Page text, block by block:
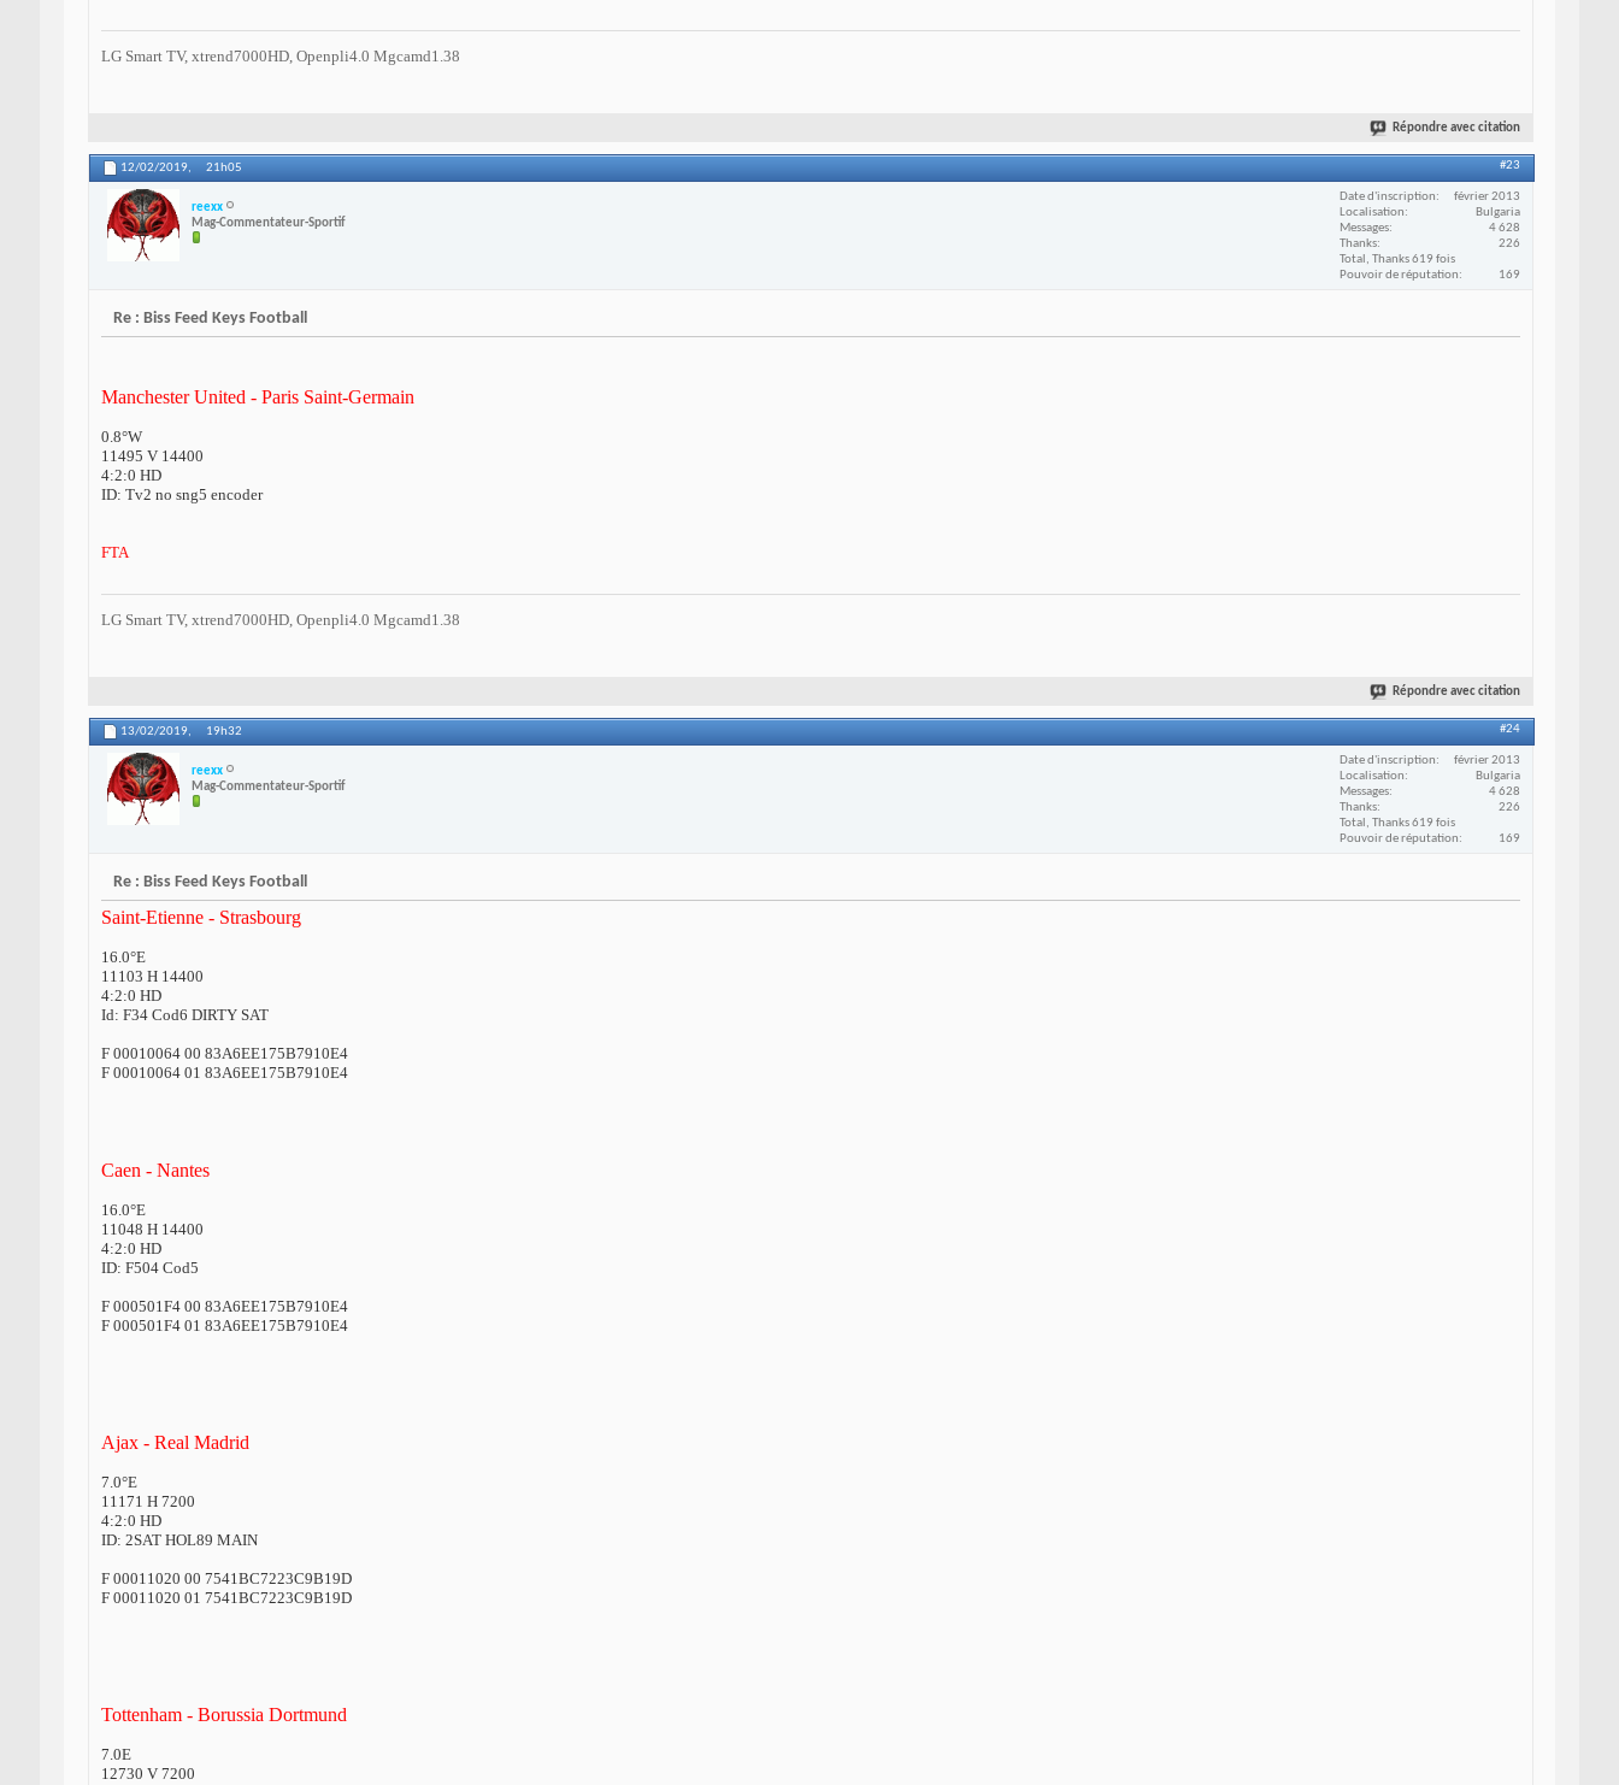
LG Smart TV, xtrend7000HD, Openpli4.0 Mgcamd1.38
Répondre avec citation
12/02/2019, 21h05 #23
reexx
Mag-Commentateur-Sportif
Date d'inscription
février 2013
Localisation
Bulgaria
Messages
4 628
Thanks
226
Total, Thanks 619 fois
Pouvoir de réputation
169
Re : Biss Feed Keys Football
Manchester United - Paris Saint-Germain
0.8°W
11495 V 14400
4:2:0 HD
ID: Tv2 no sng5 encoder
FTA
LG Smart TV, xtrend7000HD, Openpli4.0 Mgcamd1.38
Répondre avec citation
13/02/2019, 19h32 #24
reexx
Mag-Commentateur-Sportif
Date d'inscription
février 2013
Localisation
Bulgaria
Messages
4 628
Thanks
226
Total, Thanks 619 fois
Pouvoir de réputation
169
Re : Biss Feed Keys Football
Saint-Etienne - Strasbourg
16.0°E
11103 H 14400
4:2:0 HD
Id: F34 Cod6 DIRTY SAT
F 00010064 00 83A6EE175B7910E4
F 00010064 01 83A6EE175B7910E4
Caen - Nantes
16.0°E
11048 H 14400
4:2:0 HD
ID: F504 Cod5
F 000501F4 00 83A6EE175B7910E4
F 000501F4 01 83A6EE175B7910E4
Ajax - Real Madrid
7.0°E
11171 H 7200
4:2:0 HD
ID: 2SAT HOL89 MAIN
F 00011020 00 7541BC7223C9B19D
F 00011020 01 7541BC7223C9B19D
Tottenham - Borussia Dortmund
7.0E
12730 V 7200